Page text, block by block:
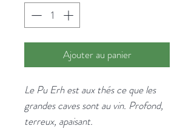
Ajouter au panier
Le Pu Erh est aux thés ce que les
grandes caves sont au vin. Profond,
terreux, apaisant.